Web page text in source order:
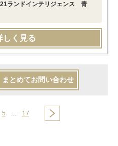
ランドインテリジェンス 青
しく見る
まとめてお問い合わせ
5 … 17